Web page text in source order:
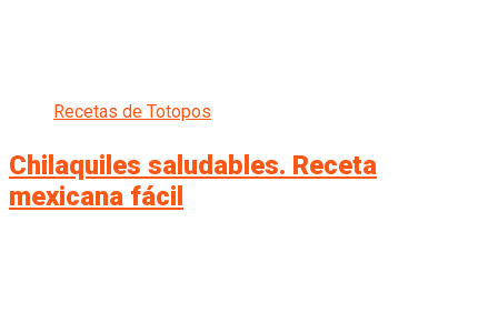
Recetas de Totopos
Chilaquiles saludables. Receta
mexicana fácil